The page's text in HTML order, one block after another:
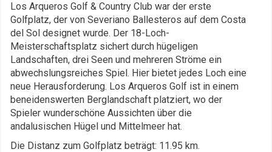
Los Arqueros Golf & Country Club war der erste
Golfplatz, der von Severiano Ballesteros auf dem Costa
del Sol designet wurde. Der 18-Loch-
Meisterschaftsplatz sichert durch hügeligen
Landschaften, drei Seen und mehreren Ströme ein
abwechslungsreiches Spiel. Hier bietet jedes Loch eine
neue Herausforderung. Los Arqueros Golf ist in einem
beneidenswerten Berglandschaft platziert, wo der
Spieler wunderschöne Aussichten über die
andalusischen Hügel und Mittelmeer hat.
Die Distanz zum Golfplatz beträgt: 11.95 km.